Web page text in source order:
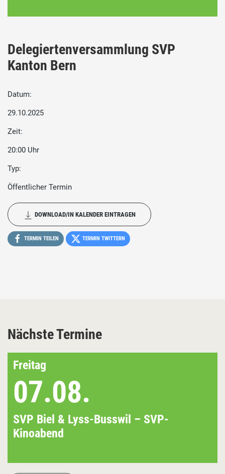
Delegiertenversammlung SVP
Kanton Bern
Datum:
29.10.2025
Zeit:
20:00 Uhr
Typ:
Öffentlicher Termin
DOWNLOAD/IN KALENDER EINTRAGEN
TERMIN TEILEN TERMIN TWITTERN
Nächste Termine
Freitag
07.08.
SVP Biel & Lyss-Busswil – SVP-
Kinoabend